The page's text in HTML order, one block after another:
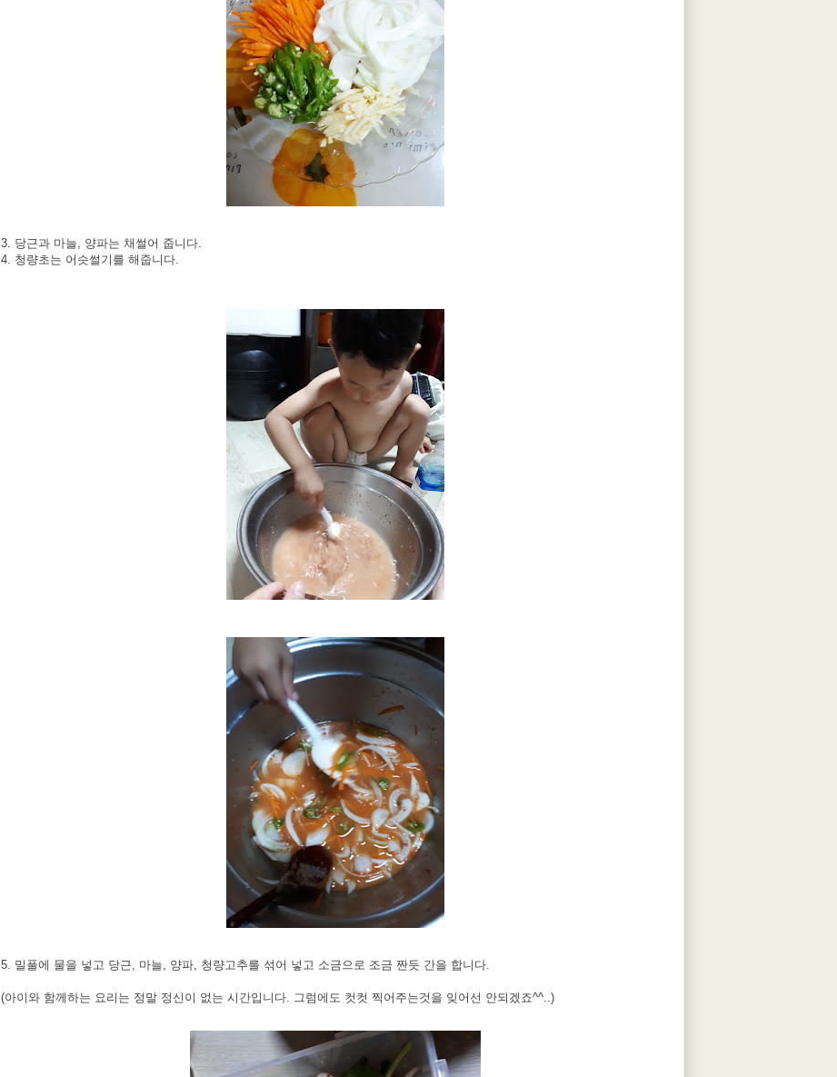
3. 당근과 마늘, 양파는 채썰어 줍니다.
4. 청량초는 어슷썰기를 해줍니다.
5. 밀풀에 물을 넣고 당근, 마늘, 양파, 청량고추를 섞어 넣고 소금으로 조금 짠듯 간을 합니다.
(아이와 함께하는 요리는 정말 정신이 없는 시간입니다. 그럼에도 컷컷 찍어주는것을 잊어선 안되겠죠^^..)